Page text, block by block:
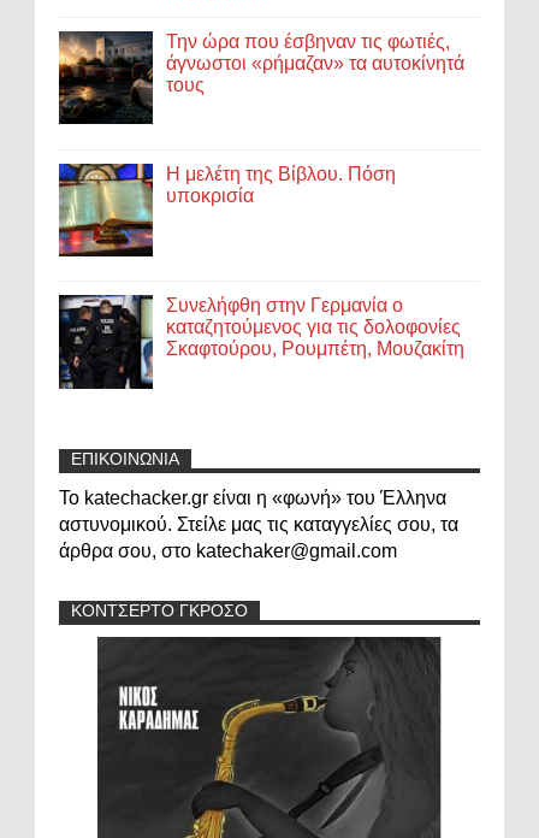
Την ώρα που έσβηναν τις φωτιές,
άγνωστοι «ρήμαζαν» τα αυτοκίνητά
τους
Η μελέτη της Βίβλου. Πόση
υποκρισία
Συνελήφθη στην Γερμανία ο
καταζητούμενος για τις δολοφονίες
Σκαφτούρου, Ρουμπέτη, Μουζακίτη
ΕΠΙΚΟΙΝΩΝΙΑ
Το katechacker.gr είναι η «φωνή» του Έλληνα
αστυνομικού. Στείλε μας τις καταγγελίες σου, τα
άρθρα σου, στο katechaker@gmail.com
ΚΟΝΤΣΕΡΤΟ ΓΚΡΟΣΟ